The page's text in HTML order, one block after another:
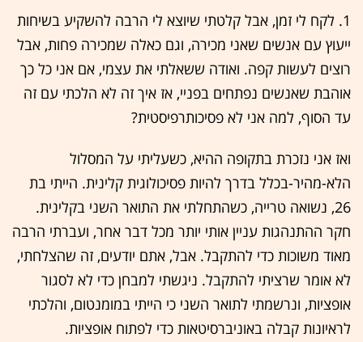
1. לקח לי זמן, אבל קלטתי שיוצא לי הרבה להשקיע בשיחות
ייעוץ עם אנשים שאני מכירה, וגם כאלה שמכירה פחות, אבל
רוצים לעשות קפה. ואודה ששאלתי את עצמי, אם אני כל כך
אוהבת שאנשים נפתחים בפניי, אז איך זה לא הלכתי עם זה
עד הסוף, למה אני לא פסיכותרפיסטית?
ואז אני נזכרת בתקופה ההיא, כשעליתי על המסלול
הלא-מהיר-בכלל בדרך להיות פסיכולוגית קלינית. הייתי בת
26, נשואה טרייה, כשהתחלתי את התואר השני בקלינית.
חקר ההתנהגות עניין אותי יותר מכל דבר אחר, ועברתי הרבה
מאוד משוכות כדי להתקבל. אבל, אתם יודעים, זה שהצלחתי,
לא אומר שרציתי להתקבל. ניגשתי למבחן כדי לא לסגור
אופציות, ונרשמתי לתואר השני כי הייתי במומנטום, והלכתי
לראיונות קבלה באוניברסיטאות כדי לפתוח אופציות.